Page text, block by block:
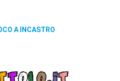
A INCASTRO